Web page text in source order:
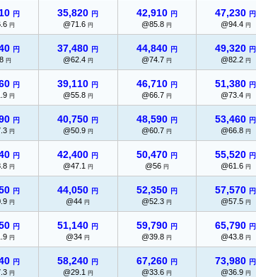
円
円
35,820 円
@71.6 円
42,910 円
@85.8円
47,230 円
@94.4 円
円
円
37,480 円
@62.4 円
44,840 円
@74.7円
49,320 円
@82.2 円
円
円
39,110 円
@55.8 円
46,710 円
@66.7円
51,380 円
@73.4 円
円
円
40,750 円
@50.9 円
48,590 円
@60.7円
53,460 円
@66.8 円
円
円
42,400 円
@47.1 円
50,470 円
@56 円
55,520 円
@61.6 円
円
円
44,050 円
@44円
52,350 円
@52.3円
57,570 円
@57.5 円
円
円
51,140 円
@34円
59,790 円
@39.8円
65,790 円
@43.8 円
円
円
58,240 円
@29.1 円
67,260 円
@33.6円
73,980 円
@36.9 円